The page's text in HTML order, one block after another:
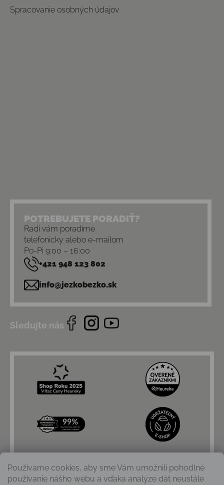
Používame cookies, aby sme Vám umožnili pohodlné
používanie nášho webu a vďaka analýze dát neustále
Spracovanie osobných údajov
POTREBUJETE PORADIŤ?
Radi vám poradíme
telefonicky alebo e-mailom
Po-Pi 9:00 – 16:00
+421 948 123 802
info@jezkobezko.sk
Sledujte nás